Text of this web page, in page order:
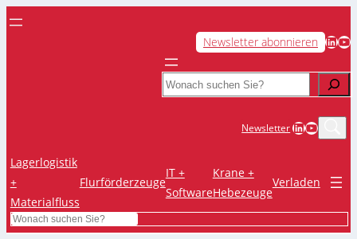
Newsletter abonnieren LinkedIn YouTube
Search
NewsletterLinkedIn
Lagerlogistik
+
Materialfluss
Flurförderzeuge
IT +
Software
Krane +
Hebezeuge
Verladen
Search